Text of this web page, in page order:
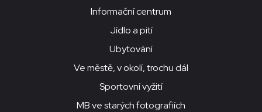
Informační centrum
Jídlo a pití
Ubytování
Ve městě, v okolí, trochu dál
Sportovní vyžití
MB ve starých fotografiích